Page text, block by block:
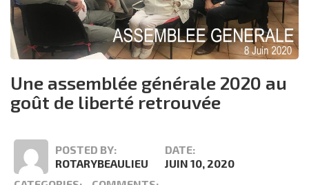
Une assemblée générale 2020 au
goût de liberté retrouvée
POSTED BY:
ROTARYBEAULIEU
DATE:
JUIN 10, 2020